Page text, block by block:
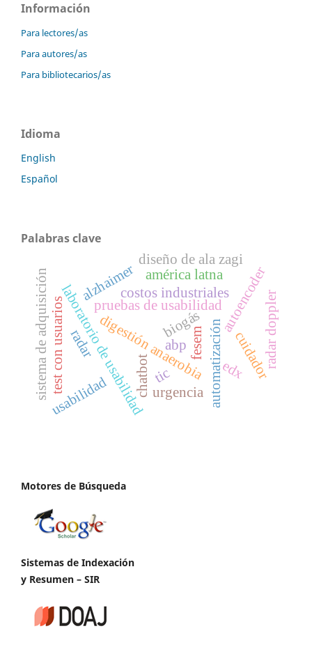
Información
Para lectores/as
Para autores/as
Para bibliotecarios/as
Idioma
English
Español
Palabras clave
laboratorio de usabilidad
pruebas de usabilidad
test con usuarios
usabilidad
sistema de adquisición digestión anaerobiaautomatización
biogás autoencoder
abp
costos industriales
fesem
edx
chatbot
alzhaimer
cuidador
urgencia
tic
américa latna
radar radar doppler
diseño de ala zagi
Motores de Búsqueda
Sistemas de Indexación
y Resumen – SIR